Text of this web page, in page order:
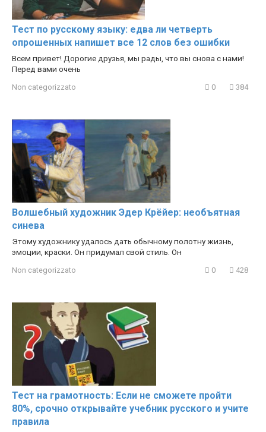
Тест по русскому языку: едва ли четверть
опрошенных напишет все 12 слов без ошибки
Всем привет! Дорогие друзья, мы рады, что вы снова с нами!
Перед вами очень
Non categorizzato 0 384
Волшебный художник Эдер Крёйер: необъятная
синева
Этому художнику удалось дать обычному полотну жизнь,
эмоции, краски. Он придумал свой стиль. Он
Non categorizzato 0 428
Тест на грамотность: Если не сможете пройти
80%, срочно открывайте учебник русского и учите
правила